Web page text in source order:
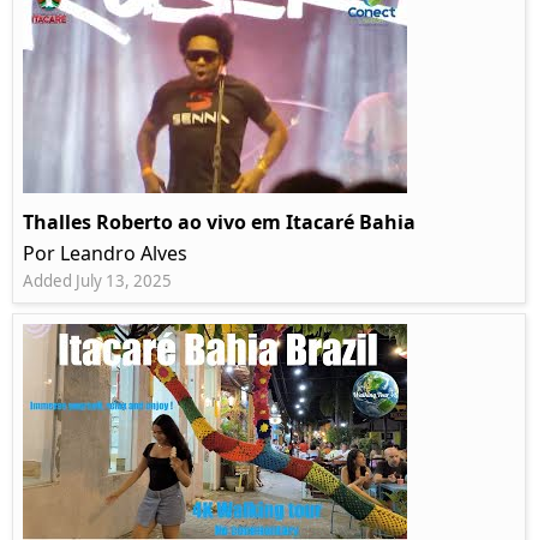
Thalles Roberto ao vivo em Itacaré Bahia
Por Leandro Alves
Added July 13, 2025